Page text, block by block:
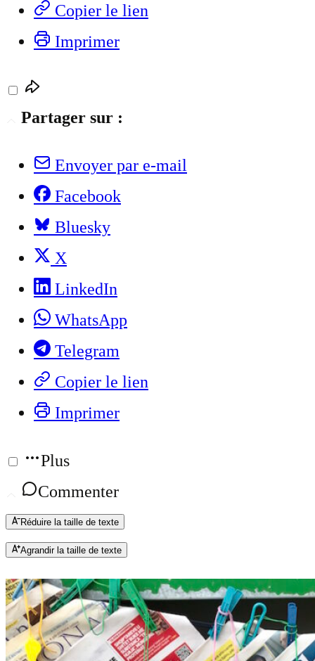
Copier le lien
Imprimer
Partager sur :
Envoyer par e-mail
Facebook
Bluesky
X
LinkedIn
WhatsApp
Telegram
Copier le lien
Imprimer
Plus
Commenter
Réduire la taille de texte
Agrandir la taille de texte